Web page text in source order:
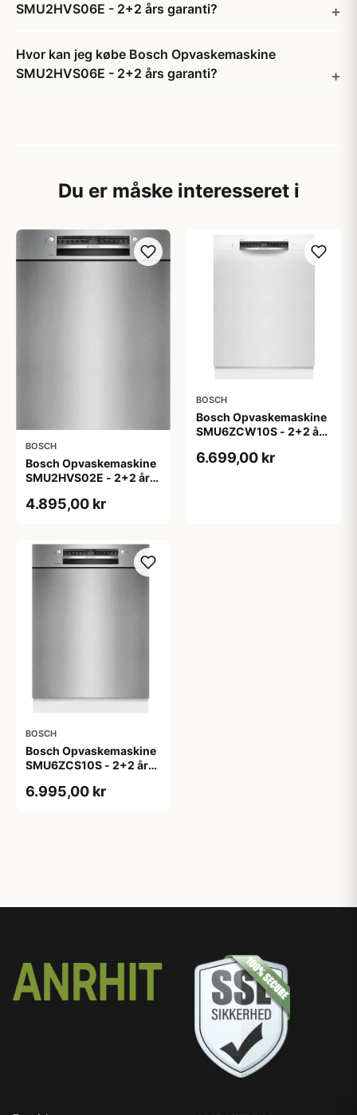
SMU2HVS06E - 2+2 års garanti?
Hvor kan jeg købe Bosch Opvaskemaskine
SMU2HVS06E - 2+2 års garanti?
Du er måske interesseret i
BOSCH
Bosch Opvaskemaskine
SMU2HVS02E - 2+2 års
4.895,00 kr
BOSCH
Bosch Opvaskemaskine
SMU6ZCW10S - 2+2 års
6.699,00 kr
BOSCH
Bosch Opvaskemaskine
SMU6ZCS10S - 2+2 års
6.995,00 kr